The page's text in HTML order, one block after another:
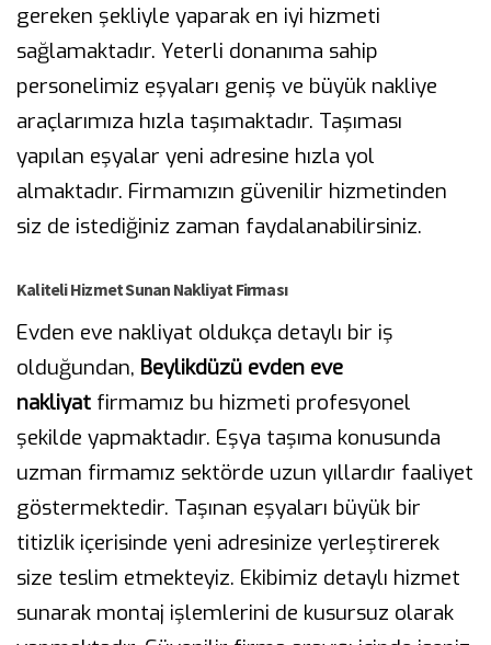
gereken şekliyle yaparak en iyi hizmeti
sağlamaktadır. Yeterli donanıma sahip
personelimiz eşyaları geniş ve büyük nakliye
araçlarımıza hızla taşımaktadır. Taşıması
yapılan eşyalar yeni adresine hızla yol
almaktadır. Firmamızın güvenilir hizmetinden
siz de istediğiniz zaman faydalanabilirsiniz.
Kaliteli Hizmet Sunan Nakliyat Firması
Evden eve nakliyat oldukça detaylı bir iş
olduğundan, Beylikdüzü evden eve
nakliyat firmamız bu hizmeti profesyonel
şekilde yapmaktadır. Eşya taşıma konusunda
uzman firmamız sektörde uzun yıllardır faaliyet
göstermektedir. Taşınan eşyaları büyük bir
titizlik içerisinde yeni adresinize yerleştirerek
size teslim etmekteyiz. Ekibimiz detaylı hizmet
sunarak montaj işlemlerini de kusursuz olarak